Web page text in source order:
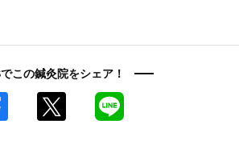
この鍼灸院をシェア！
Facebook